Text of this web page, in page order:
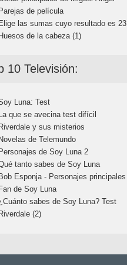
de película
las sumas cuyo resultado es 23
de la cabeza (1)
10 Televisión:
Luna: Test
que se avecina test difícil
y sus misterios
de Telemundo
de Soy Luna 2
tanto sabes de Soy Luna
Esponja - Personajes principales
de Soy Luna
sabes de Soy Luna? Test
(2)